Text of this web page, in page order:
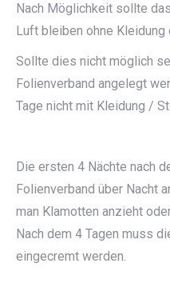
Nach Möglichkeit sollte
Luft bleiben ohne Kleidung
Sollte dies nicht möglich
Folienverband angelegt
Tage nicht mit Kleidung /
Die ersten 4 Nächte nach
Folienverband über Nacht
man Klamotten anzieht
Nach dem 4 Tagen muss
eingecremt werden.